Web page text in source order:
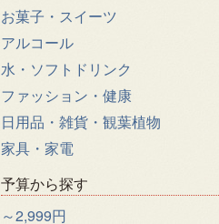
お菓子・スイーツ
アルコール
水・ソフトドリンク
ファッション・健康
日用品・雑貨・観葉植物
家具・家電
予算から探す
～2,999円